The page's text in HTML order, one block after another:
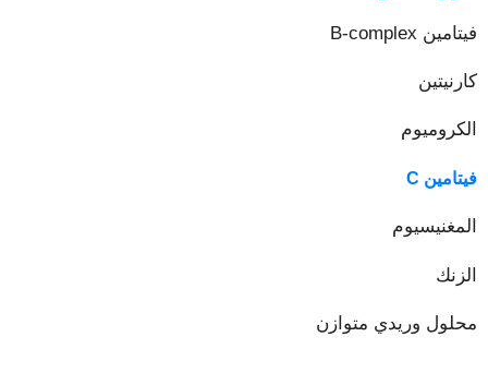
فيتامين B-complex
كارنيتين
الكروميوم
فيتامين C
المغنيسيوم
الزنك
محلول وريدي متوازن